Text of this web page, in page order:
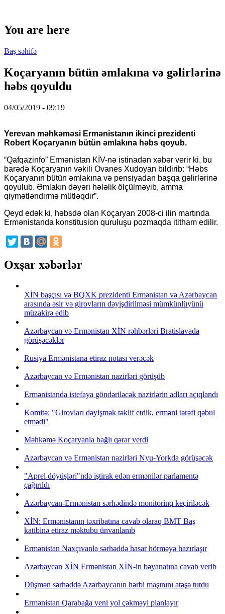
You are here
Baş səhifə
Koçaryanın bütün əmlakına və gəlirlərinə
həbs qoyuldu
04/05/2019 - 09:19
Yerevan məhkəməsi Ermənistanın ikinci prezidenti
Robert Koçaryanın bütün əmlakına həbs qoyub.
“Qafqazinfo” Ermənistan KİV-nə istinadən xəbər verir ki, bu
barədə Koçaryanın vəkili Ovanes Xudoyan bildirib: “Həbs
Koçaryanın bütün əmlakına və pensiyadan başqa gəlirlərinə
qoyulub. Əmlakın dəyəri hələlik ölçülməyib, amma
qiymətləndirmə mütləqdir”.
Qeyd edək ki, həbsdə olan Koçaryan 2008-ci ilin martında
Ermənistanda konstitusion quruluşu pozmaqda ititham edilir.
Oxşar xəbərlər
XİN başçısı və BQXK prezidenti Ermənistan və Azərbaycan
arasında əsir və girovların dəyişdirilməsi mümkünlüyünü
müzakirə edib
Azərbaycan və Ermənistan XİN rəhbərləri Bratislavada
görüşəcəklər
Rusiya Ermənistana etiraz notası verəcək
Azərbaycan və Ermənistan nazirləri görüşüb
Ermənistanda istefaya göndəriləcək nazirlərin adları açıqlandı
Komitə: "Girovları dəyişmək təklif etdik, erməni tərəfi qəbul
etmədi"
Məhkəmə Koçaryanla bağlı qərar verdi
Azərbaycan və Ermənistan nazirləri Nyu-Yorkda görüşəcək
"Aprel döyüşləri"ndə iştirak edən ermənilər parlamentə
çağırıldı
Azərbaycan-Ermənistan sərhədində monitorinq keçiriləcək
XİN: Ermənistanın təxribatına cavab olaraq BMT Baş
katibinə etiraz məktubu ünvanlanıb
Ermənistan Naxçıvanla sərhəddə hasar hörməyə hazırlaşır
Azərbaycan XİN Ermənistan XİN-in bəyanatına cavab verib
Düşmən sərhəddə Azərbaycanın hərbi maşınını atəşə tutdu
Ermənistan Qarabağa yeni yol çəkməyi planlayır